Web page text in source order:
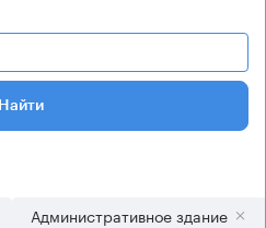
Найти
Административное здание